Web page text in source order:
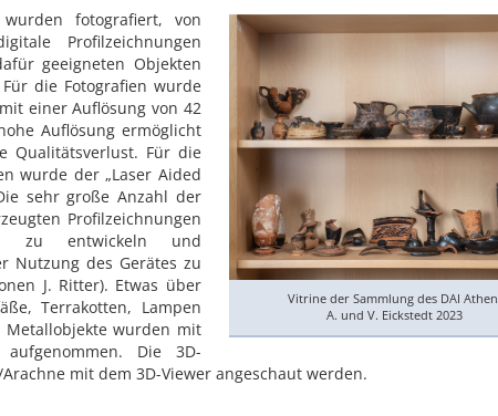
Vitrine der Sammlung des DAI Athen,
A. und V. Eickstedt 2023
wurden fotografiert, von
Profilzeichnungen
geeigneten Objekten
die Fotografien wurde
einer Auflösung von 42
Auflösung ermöglicht
Qualitätsverlust. Für die
wurde der „Laser Aided
sehr große Anzahl der
Profilzeichnungen
zu entwickeln und
Nutzung des Gerätes zu
J. Ritter). Etwas über
Terrakotten, Lampen
Metallobjekte wurden mit
aufgenommen. Die 3D-
mit dem 3D-Viewer angeschaut werden.